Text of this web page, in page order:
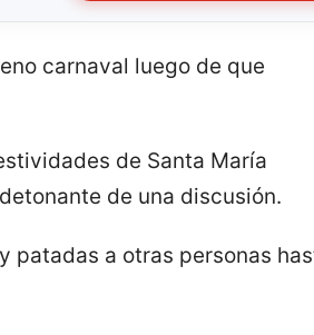
carnaval luego de que
de Santa María
de una discusión.
patadas a otras personas